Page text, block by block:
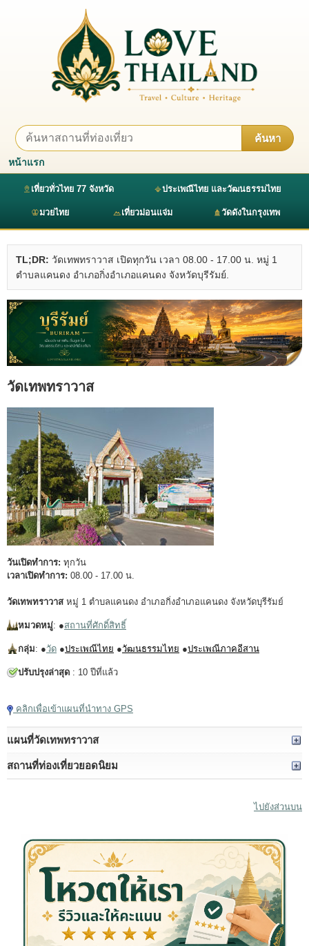
ค้นหา
หน้าแรก
เที่ยวทั่วไทย 77 จังหวัด ประเพณีไทย และวัฒนธรรมไทย
มวยไทย เที่ยวม่อนแจ่ม วัดดังในกรุงเทพ
TL;DR: วัดเทพทราวาส เปิดทุกวัน เวลา 08.00 - 17.00 น. หมู่ 1
ตำบลแคนดง อำเภอกิ่งอำเภอแคนดง จังหวัดบุรีรัมย์.
วัดเทพทราวาส
วันเปิดทำการ: ทุกวัน
เวลาเปิดทำการ: 08.00 - 17.00 น.
วัดเทพทราวาสหมู่ 1 ตำบลแคนดง อำเภอกิ่งอำเภอแคนดง จังหวัดบุรีรัมย์
หมวดหมู่: ●สถานที่ศักดิ์สิทธิ์
กลุ่ม: ●วัด ●ประเพณีไทย ●วัฒนธรรมไทย ●ประเพณีภาคอีสาน
ปรับปรุงล่าสุด : 10 ปีที่แล้ว
คลิกเพื่อเข้าแผนที่นำทาง GPS
แผนที่วัดเทพทราวาส
สถานที่ท่องเที่ยวยอดนิยม
ไปยังส่วนบน